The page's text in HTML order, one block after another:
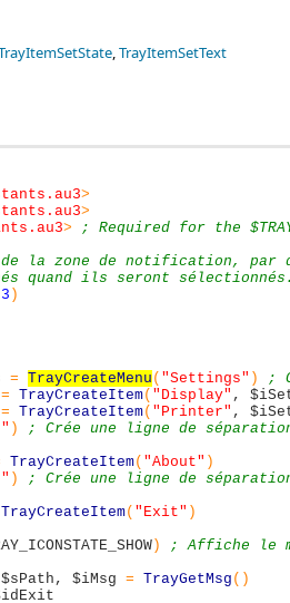
,TrayItemSetText
>
>
>
; Required for the
de la zone de notification,
quand ils seront
3 )
= TrayCreateMenu ( "Settings" )
;
= TrayCreateItem( "Display" ,
= TrayCreateItem( "Printer" ,
)
; Crée une ligne de
TrayCreateItem( "About" )
)
; Crée une ligne de
TrayCreateItem( "Exit" )
)
; Affiche le
$sPath , $iMsg = TrayGetMsg ( )